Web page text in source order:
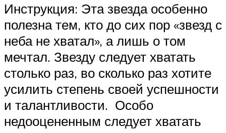
Инструкция: Эта звезда особенно
полезна тем, кто до сих пор «звезд с
неба не хватал», а лишь о том
мечтал. Звезду следует хватать
столько раз, во сколько раз хотите
усилить степень своей успешности
и талантливости. Особо
недооцененным следует хватать